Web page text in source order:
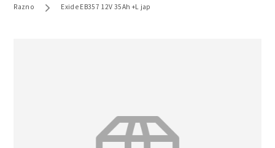
Razno Exide EB357 12V 35Ah +L jap